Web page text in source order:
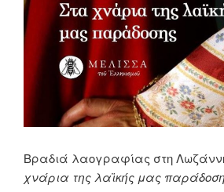
και
με
Βραδιά λαογραφίας στη
χνάρια της λαϊκής μας